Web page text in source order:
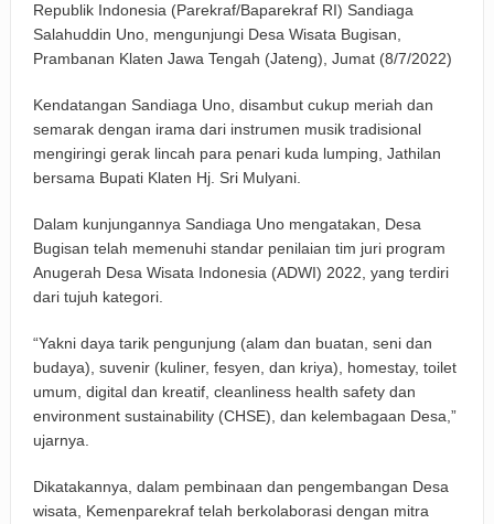
Republik Indonesia (Parekraf/Baparekraf RI) Sandiaga
Salahuddin Uno, mengunjungi Desa Wisata Bugisan,
Prambanan Klaten Jawa Tengah (Jateng), Jumat (8/7/2022)
Kendatangan Sandiaga Uno, disambut cukup meriah dan
semarak dengan irama dari instrumen musik tradisional
mengiringi gerak lincah para penari kuda lumping, Jathilan
bersama Bupati Klaten Hj. Sri Mulyani.
Dalam kunjungannya Sandiaga Uno mengatakan, Desa
Bugisan telah memenuhi standar penilaian tim juri program
Anugerah Desa Wisata Indonesia (ADWI) 2022, yang terdiri
dari tujuh kategori.
“Yakni daya tarik pengunjung (alam dan buatan, seni dan
budaya), suvenir (kuliner, fesyen, dan kriya), homestay, toilet
umum, digital dan kreatif, cleanliness health safety dan
environment sustainability (CHSE), dan kelembagaan Desa,”
ujarnya.
Dikatakannya, dalam pembinaan dan pengembangan Desa
wisata, Kemenparekraf telah berkolaborasi dengan mitra